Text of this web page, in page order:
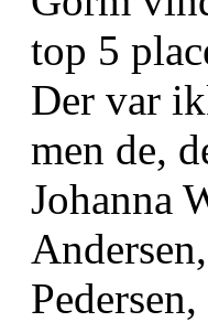
top 5
Der var
men de,
Johanna